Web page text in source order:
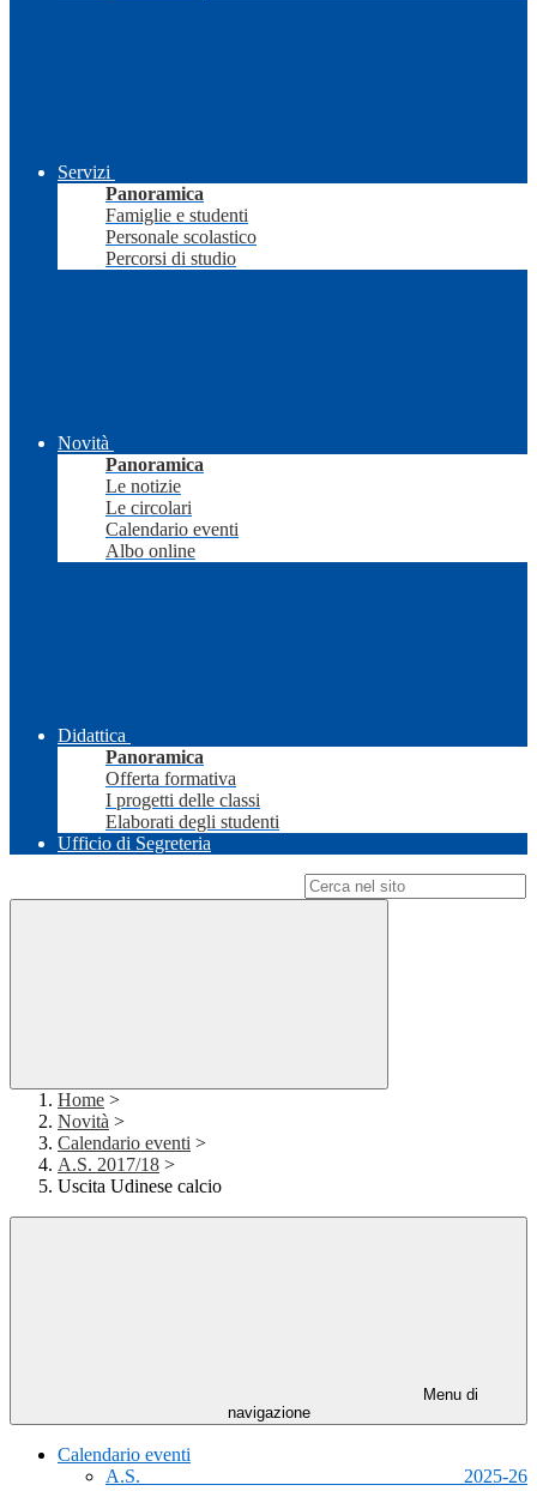
Servizi
Panoramica
Famiglie e studenti
Personale scolastico
Percorsi di studio
Novità
Panoramica
Le notizie
Le circolari
Calendario eventi
Albo online
Didattica
Panoramica
Offerta formativa
I progetti delle classi
Elaborati degli studenti
Ufficio di Segreteria
Home >
Novità >
Calendario eventi >
A.S. 2017/18 >
Uscita Udinese calcio
Menu di
navigazione
Calendario eventi
A.S. 2025-26